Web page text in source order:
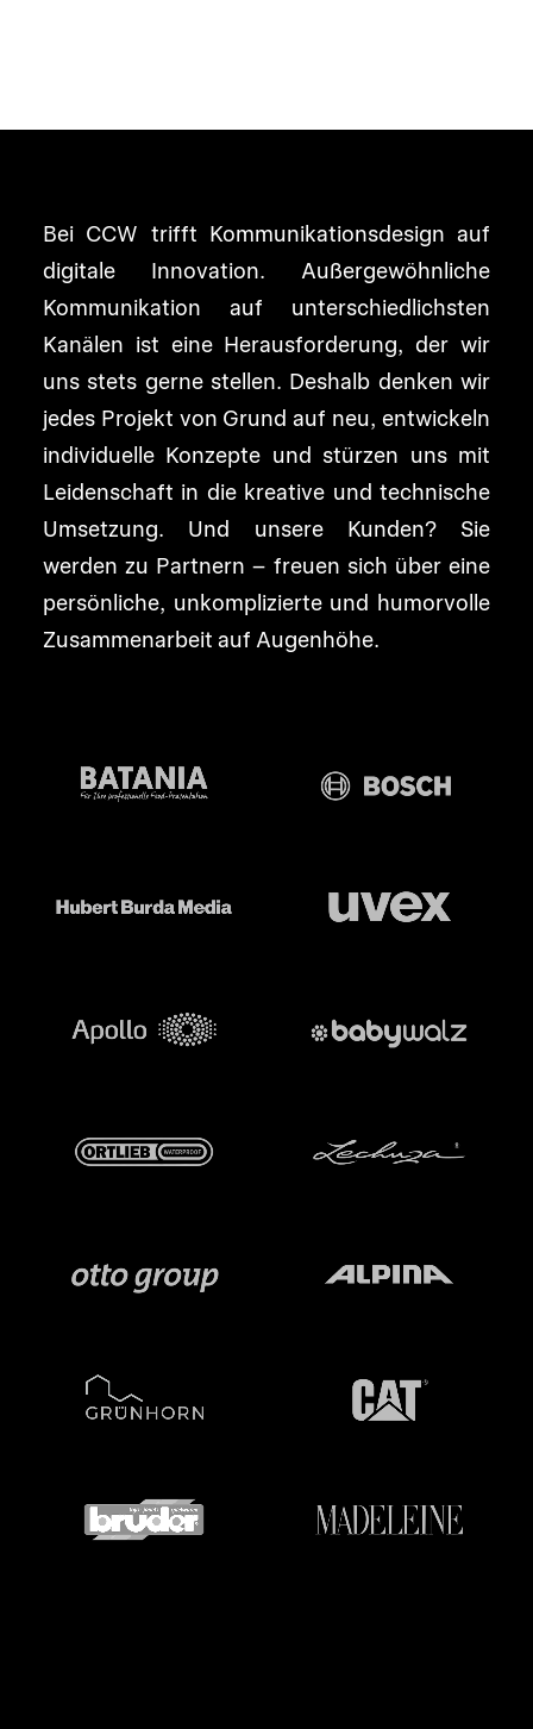
Bei CCW trifft Kommunikationsdesign auf
digitale Innovation. Außergewöhnliche
Kommunikation auf unterschiedlichsten
Kanälen ist eine Herausforderung, der wir
uns stets gerne stellen. Deshalb denken wir
jedes Projekt von Grund auf neu, entwickeln
individuelle Konzepte und stürzen uns mit
Leidenschaft in die kreative und technische
Umsetzung. Und unsere Kunden? Sie
werden zu Partnern – freuen sich über eine
persönliche, unkomplizierte und humorvolle
Zusammenarbeit auf Augenhöhe.